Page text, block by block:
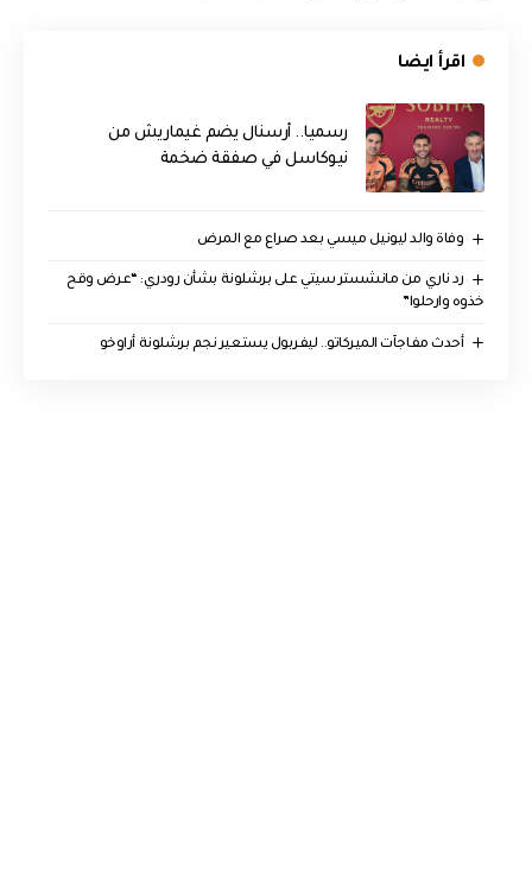
اقرأ ايضا
رسميا.. أرسنال يضم غيماريش من
نيوكاسل في صفقة ضخمة
وفاة والد ليونيل ميسي بعد صراع مع المرض
رد ناري من مانشستر سيتي على برشلونة بشأن رودري: “عرض وقح
خذوه وارحلوا”
أحدث مفاجآت الميركاتو.. ليفربول يستعير نجم برشلونة أراوخو